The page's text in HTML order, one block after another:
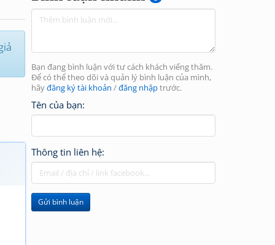
Bạn đang bình luận với tư cách khách viếng thăm.
Để có thể theo dõi và quản lý bình luận của mình,
hãyđăng ký tài khoản /đăng nhậptrước.
Tên của bạn:
Thông tin liên hệ:
Gửi bình luận